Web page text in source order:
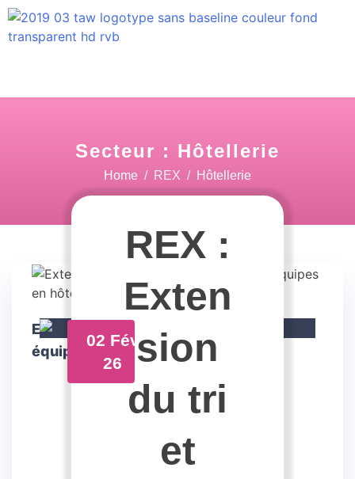
Secteur : Hôtellerie
Home REX Hôtellerie
02 Fév
26
Extension du tri et sensibilisation des
équipes en hôtellerie
REX :
Exten
sion
du tri
et